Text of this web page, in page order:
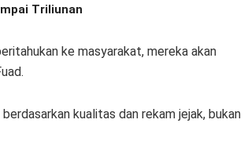
Triliunan
ke masyarakat, mereka akan
kualitas dan rekam jejak, bukan